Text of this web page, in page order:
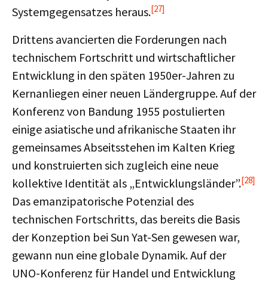
Systemgegensatzes heraus.[27]
Drittens avancierten die Forderungen nach
technischem Fortschritt und wirtschaftlicher
Entwicklung in den späten 1950er-Jahren zu
Kernanliegen einer neuen Ländergruppe. Auf der
Konferenz von Bandung 1955 postulierten
einige asiatische und afrikanische Staaten ihr
gemeinsames Abseitsstehen im Kalten Krieg
und konstruierten sich zugleich eine neue
kollektive Identität als „Entwicklungsländer”.[28]
Das emanzipatorische Potenzial des
technischen Fortschritts, das bereits die Basis
der Konzeption bei Sun Yat-Sen gewesen war,
gewann nun eine globale Dynamik. Auf der
UNO-Konferenz für Handel und Entwicklung